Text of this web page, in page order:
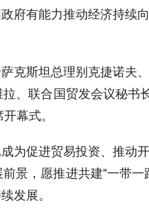
府有能力推动经济持续
克斯坦总理别克捷诺夫
、联合国贸发会议秘书
幕式。
为促进贸易投资、推动
景，愿推进共建“一带
发展。